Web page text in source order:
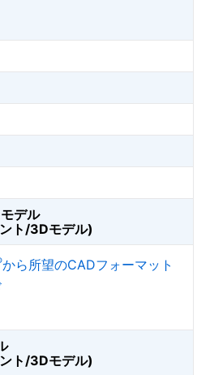
デル
ト/3Dモデル)
から所望のCADフォーマット
ト/3Dモデル)